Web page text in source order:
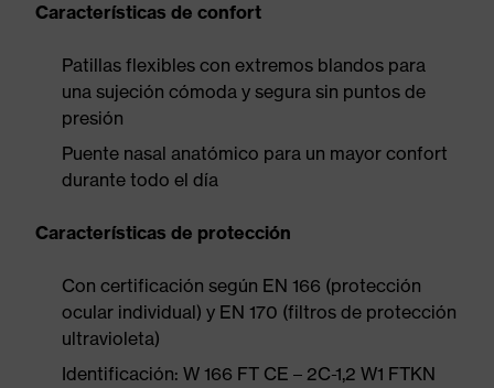
Características de confort
Patillas flexibles con extremos blandos para
una sujeción cómoda y segura sin puntos de
presión
Puente nasal anatómico para un mayor confort
durante todo el día
Características de protección
Con certificación según EN 166 (protección
ocular individual) y EN 170 (filtros de protección
ultravioleta)
Identificación: W 166 FT CE – 2C-1,2 W1 FTKN